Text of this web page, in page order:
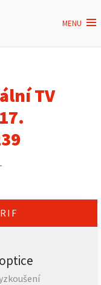
MENU
TV